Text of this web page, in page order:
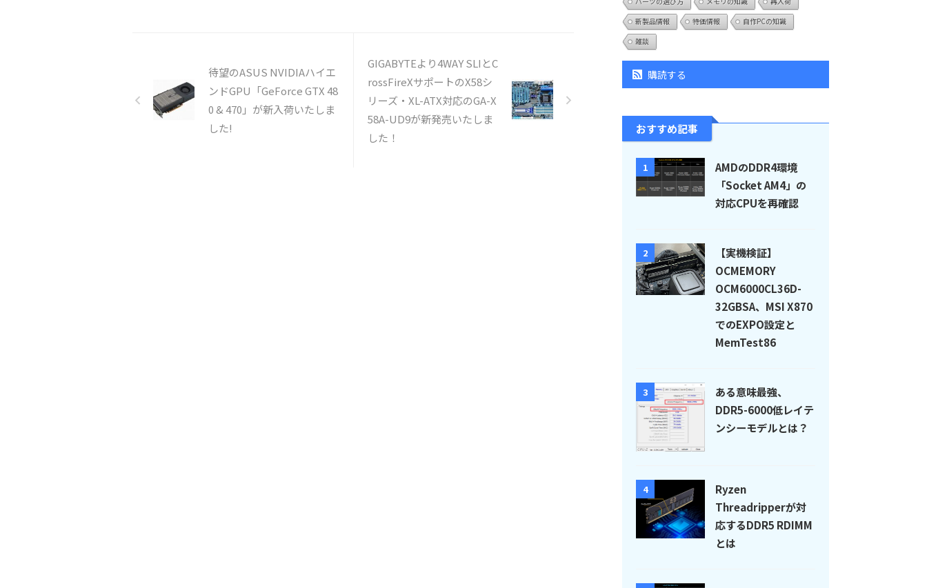
待望のASUS NVIDIAハイエ
ンドGPU「GeForce GTX 48
0 & 470」が新入荷いたしま
した!
GIGABYTEより4WAY SLIとC
rossFireXサポートのX58シ
リーズ・XL-ATX対応のGA-X
58A-UD9が新発売いたしま
した！
新製品情報
特価情報
自作PCの知識
雑談
購読する
おすすめ記事
1
AMDのDDR4環境
「Socket AM4」の
対応CPUを再確認
2
【実機検証】
OCMEMORY
OCM6000CL36D-
32GBSA、MSI X870
でのEXPO設定と
MemTest86
3
ある意味最強、
DDR5-6000低レイテ
ンシーモデルとは？
4
Ryzen
Threadripperが対
応するDDR5 RDIMM
とは